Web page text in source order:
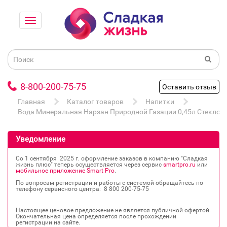
8-800-200-75-75
Оставить отзыв
Главная
Каталог товаров
Напитки
Вода Минеральная Нарзан Природной Газации 0,45л Стекло
Уведомление
Со 1 сентября 2025 г. оформление заказов в компанию "Сладкая
жизнь плюс" теперь осуществляется через сервис smartpro.ru или
мобильное приложение Smart Pro.
По вопросам регистрации и работы с системой обращайтесь по
телефону сервисного центра: 8 800 200‐75‐75
Настоящее ценовое предложение не является публичной офертой.
Окончательная цена определяется после прохождении
регистрации на сайте.